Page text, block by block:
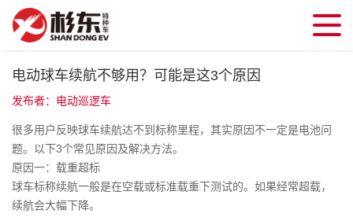
电动球车续航不够用？可能是这3个原因
发布者：电动巡逻车
很多用户反映球车续航达不到标称里程，其实原因不一定是电池问
题。以下3个常见原因及解决方法。
原因一：载重超标
球车标称续航一般是在空载或标准载重下测试的。如果经常超载，
续航会大幅下降。